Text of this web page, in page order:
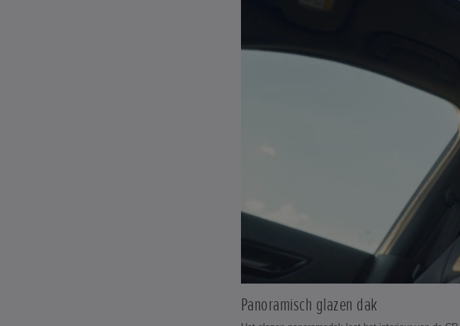
Panoramisch glazen dak